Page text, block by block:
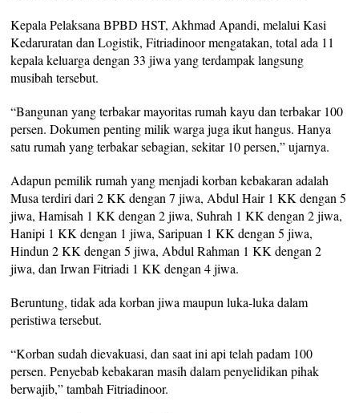
Kepala Pelaksana BPBD HST, Akhmad Apandi, melalui Kasi
Kedaruratan dan Logistik, Fitriadinoor mengatakan, total ada 11
kepala keluarga dengan 33 jiwa yang terdampak langsung
musibah tersebut.
“Bangunan yang terbakar mayoritas rumah kayu dan terbakar 100
persen. Dokumen penting milik warga juga ikut hangus. Hanya
satu rumah yang terbakar sebagian, sekitar 10 persen,” ujarnya.
Adapun pemilik rumah yang menjadi korban kebakaran adalah
Musa terdiri dari 2 KK dengan 7 jiwa, Abdul Hair 1 KK dengan 5
jiwa, Hamisah 1 KK dengan 2 jiwa, Suhrah 1 KK dengan 2 jiwa,
Hanipi 1 KK dengan 1 jiwa, Saripuan 1 KK dengan 5 jiwa,
Hindun 2 KK dengan 5 jiwa, Abdul Rahman 1 KK dengan 2
jiwa, dan Irwan Fitriadi 1 KK dengan 4 jiwa.
Beruntung, tidak ada korban jiwa maupun luka-luka dalam
peristiwa tersebut.
“Korban sudah dievakuasi, dan saat ini api telah padam 100
persen. Penyebab kebakaran masih dalam penyelidikan pihak
berwajib,” tambah Fitriadinoor.